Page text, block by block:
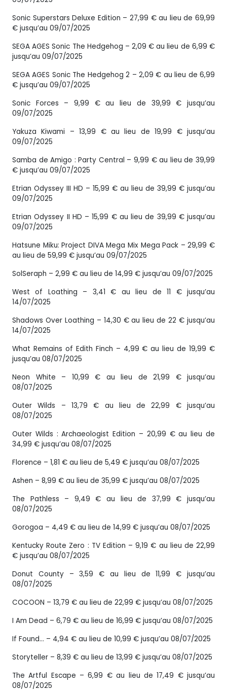
Sonic Superstars Deluxe Edition – 27,99 € au lieu de 69,99
€ jusqu’au 09/07/2025
SEGA AGES Sonic The Hedgehog – 2,09 € au lieu de 6,99 €
jusqu’au 09/07/2025
SEGA AGES Sonic The Hedgehog 2 – 2,09 € au lieu de 6,99
€ jusqu’au 09/07/2025
Sonic Forces – 9,99 € au lieu de 39,99 € jusqu’au
09/07/2025
Yakuza Kiwami – 13,99 € au lieu de 19,99 € jusqu’au
09/07/2025
Samba de Amigo : Party Central – 9,99 € au lieu de 39,99
€ jusqu’au 09/07/2025
Etrian Odyssey III HD – 15,99 € au lieu de 39,99 € jusqu’au
09/07/2025
Etrian Odyssey II HD – 15,99 € au lieu de 39,99 € jusqu’au
09/07/2025
Hatsune Miku: Project DIVA Mega Mix Mega Pack – 29,99 €
au lieu de 59,99 € jusqu’au 09/07/2025
SolSeraph – 2,99 € au lieu de 14,99 € jusqu’au 09/07/2025
West of Loathing – 3,41 € au lieu de 11 € jusqu’au
14/07/2025
Shadows Over Loathing – 14,30 € au lieu de 22 € jusqu’au
14/07/2025
What Remains of Edith Finch – 4,99 € au lieu de 19,99 €
jusqu’au 08/07/2025
Neon White – 10,99 € au lieu de 21,99 € jusqu’au
08/07/2025
Outer Wilds – 13,79 € au lieu de 22,99 € jusqu’au
08/07/2025
Outer Wilds : Archaeologist Edition – 20,99 € au lieu de
34,99 € jusqu’au 08/07/2025
Florence – 1,81 € au lieu de 5,49 € jusqu’au 08/07/2025
Ashen – 8,99 € au lieu de 35,99 € jusqu’au 08/07/2025
The Pathless – 9,49 € au lieu de 37,99 € jusqu’au
08/07/2025
Gorogoa – 4,49 € au lieu de 14,99 € jusqu’au 08/07/2025
Kentucky Route Zero : TV Edition – 9,19 € au lieu de 22,99
€ jusqu’au 08/07/2025
Donut County – 3,59 € au lieu de 11,99 € jusqu’au
08/07/2025
COCOON – 13,79 € au lieu de 22,99 € jusqu’au 08/07/2025
I Am Dead – 6,79 € au lieu de 16,99 € jusqu’au 08/07/2025
If Found… – 4,94 € au lieu de 10,99 € jusqu’au 08/07/2025
Storyteller – 8,39 € au lieu de 13,99 € jusqu’au 08/07/2025
The Artful Escape – 6,99 € au lieu de 17,49 € jusqu’au
08/07/2025